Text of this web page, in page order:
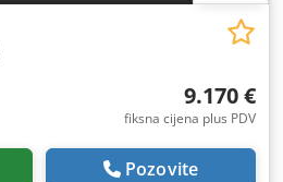
9.170 €
fiksna cijena plus PDV
Pozovite